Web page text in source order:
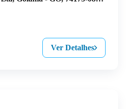
Ver Detalhes